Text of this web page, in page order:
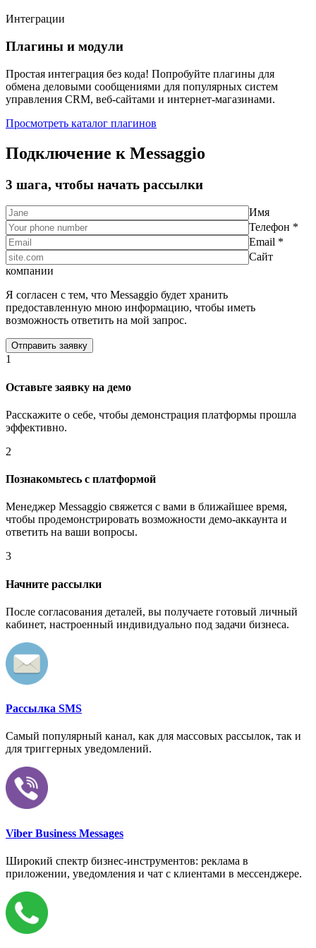
Интеграции
Плагины и модули
Простая интеграция без кода! Попробуйте плагины для
обмена деловыми сообщениями для популярных систем
управления CRM, веб-сайтами и интернет-магазинами.
Просмотреть каталог плагинов
Подключение к Messaggio
3 шага, чтобы начать рассылки
Имя
Телефон *
Email *
Сайт
компании
Я согласен с тем, что Messaggio будет хранить
предоставленную мною информацию, чтобы иметь
возможность ответить на мой запрос.
1
Оставьте заявку на демо
Расскажите о себе, чтобы демонстрация платформы прошла
эффективно.
2
Познакомьтесь с платформой
Менеджер Messaggio свяжется с вами в ближайшее время,
чтобы продемонстрировать возможности демо-аккаунта и
ответить на ваши вопросы.
3
Начните рассылки
После согласования деталей, вы получаете готовый личный
кабинет, настроенный индивидуально под задачи бизнеса.
Рассылка SMS
Самый популярный канал, как для массовых рассылок, так и
для триггерных уведомлений.
Viber Business Messages
Широкий спектр бизнес-инструментов: реклама в
приложении, уведомления и чат с клиентами в мессенджере.